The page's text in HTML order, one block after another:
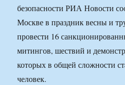
безопасности РИА Новости
Москве в праздник весны и
провести 16
митингов, шествий и
которых в общей сложности
человек.